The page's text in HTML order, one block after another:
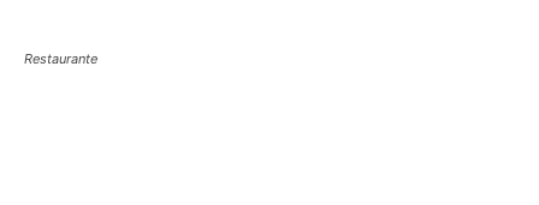
Restaurante